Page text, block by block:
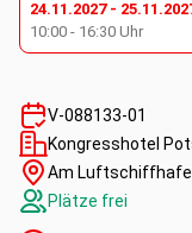
24.11.2027-
10:00 - 16:30 Uhr
V-088133-01
Kongresshotel
Am
Plätze frei